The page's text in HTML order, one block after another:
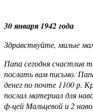
30 января 1942 года
Здравствуйте, милые
Папа сегодня
послать вам письмо.
денег по почте 1100 р.
послал материал для
ф-цей Мальцевой и 2